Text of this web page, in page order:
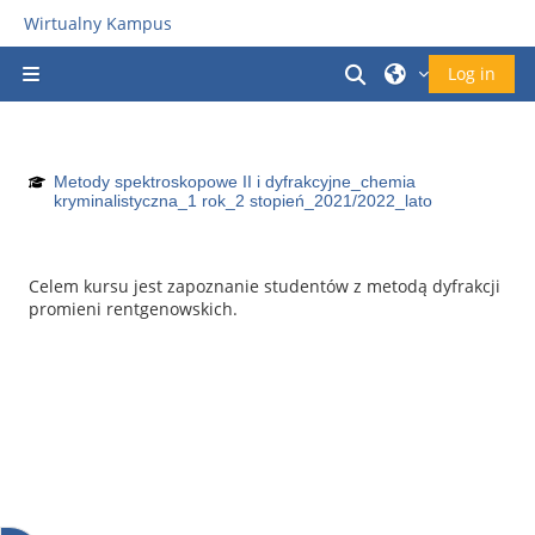
Прапусьціць да асноўнага кантэнту
Wirtualny Kampus
Пераключыць
Log in
Metody spektroskopowe II i dyfrakcyjne_chemia
kryminalistyczna_1 rok_2 stopień_2021/2022_lato
Celem kursu jest zapoznanie studentów z metodą dyfrakcji
promieni rentgenowskich.